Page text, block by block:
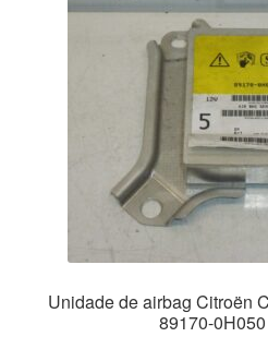
Unidade de airbag Citroën
89170-